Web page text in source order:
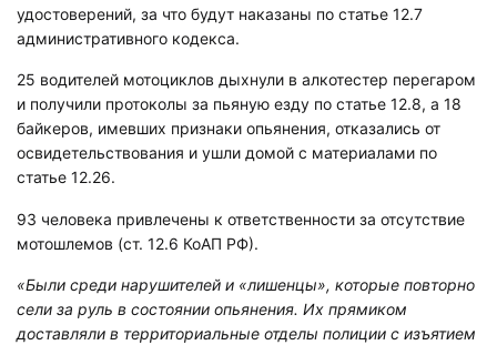
удостоверений, за что будут наказаны по статье 12.7
административного кодекса.
25 водителей мотоциклов дыхнули в алкотестер перегаром
и получили протоколы за пьяную езду по статье 12.8, а 18
байкеров, имевших признаки опьянения, отказались от
освидетельствования и ушли домой с материалами по
статье 12.26.
93 человека привлечены к ответственности за отсутствие
мотошлемов (ст. 12.6 КоАП РФ).
«Были среди нарушителей и «лишенцы», которые повторно
сели за руль в состоянии опьянения. Их прямиком
доставляли в территориальные отделы полиции с изъятием